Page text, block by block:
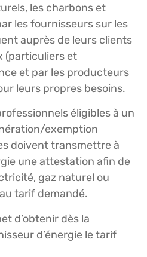
les charbons et
les fournisseurs sur les
auprès de leurs clients
(particuliers et
et par les producteurs
leurs propres besoins.
éligibles à un
exemption
doivent transmettre à
une attestation afin de
gaz naturel ou
tarif demandé.
d’obtenir dès la
d’énergie le tarif